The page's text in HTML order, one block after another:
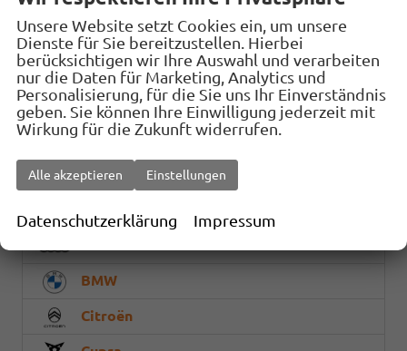
81.535,– €
incl. 19% MwSt.
Details
Verbrauch kombiniert:8,60 l/100km
CO2 -Klasse: G
CO2 -Emissionen:225,00 g/km
BMW
Citroën
Unsere Website setzt Cookies ein, um unsere
Dienste für Sie bereitzustellen. Hierbei
berücksichtigen wir Ihre Auswahl und verarbeiten
nur die Daten für Marketing, Analytics und
Personalisierung, für die Sie uns Ihr Einverständnis
geben. Sie können Ihre Einwilligung jederzeit mit
Wirkung für die Zukunft widerrufen.
Alle akzeptieren Einstellungen
Datenschutzerklärung Impressum